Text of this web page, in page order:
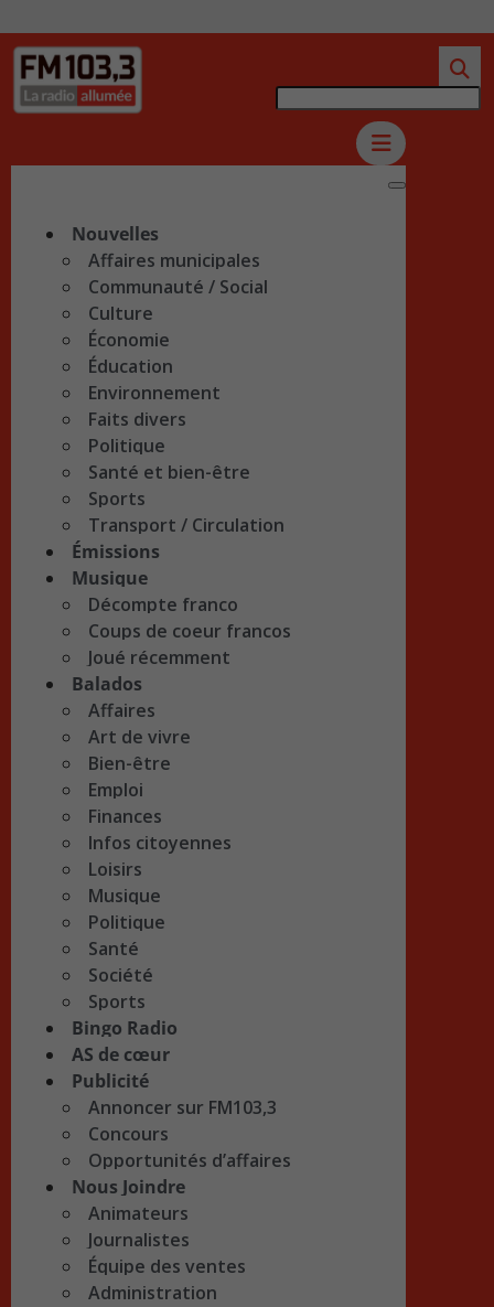
Nouvelles
Affaires municipales
Communauté / Social
Culture
Économie
Éducation
Environnement
Faits divers
Politique
Santé et bien-être
Sports
Transport / Circulation
Émissions
Musique
Décompte franco
Coups de coeur francos
Joué récemment
Balados
Affaires
Art de vivre
Bien-être
Emploi
Finances
Infos citoyennes
Loisirs
Musique
Politique
Santé
Société
Sports
Bingo Radio
AS de cœur
Publicité
Annoncer sur FM103,3
Concours
Opportunités d’affaires
Nous Joindre
Animateurs
Journalistes
Équipe des ventes
Administration